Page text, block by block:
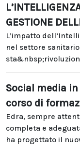
GESTIONE
L’impatto
nel settore sanitario
Social media
corso di
Edra, sempre
completa e
ha progettato il